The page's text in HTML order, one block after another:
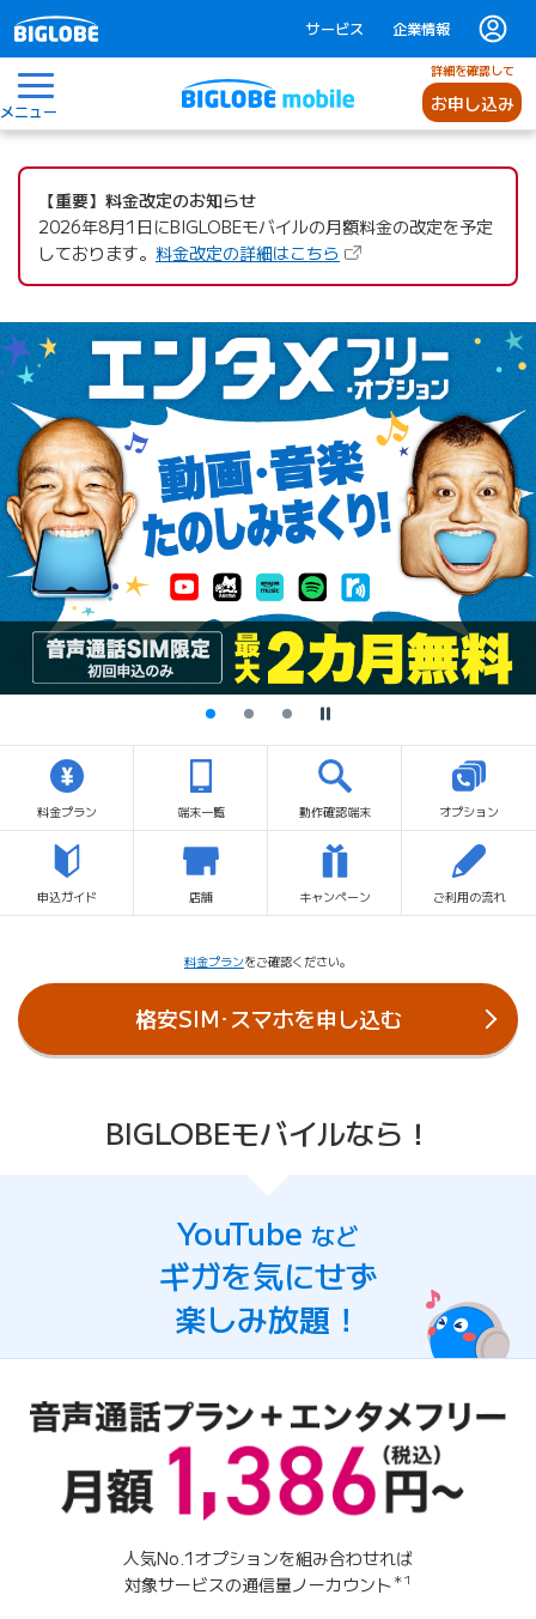
サービス 企業情報
メニュー
詳細を確認して
お申し込み
BIGLOBEモバイル
【重要】料金改定のお知らせ
2026年8月1日にBIGLOBEモバイルの月額料金の改定を予定
しております。 料金改定の詳細はこちら （新しいタブで開きます
停止
料金プラン 端末一覧 動作確認端末 オプション
申込ガイド 店舗 キャンペーン ご利用の流れ
料金プランをご確認ください。
格安SIM･スマホを申し込む
BIGLOBEモバイルなら！
YouTube など
ギガを気にせず
楽しみ放題！
人気No.1オプションを組み合わせれば
対象サービスの通信量ノーカウント ＊1